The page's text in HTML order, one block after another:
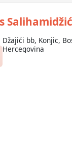
Salihamidžić
Džajići bb, Konjic,
Hercegovina